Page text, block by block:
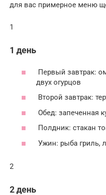
для вас примерное меню
1
1 день
Первый завтрак:
двух огурцов
Второй завтрак:
Обед: запеченная
Полдник: стакан
Ужин: рыба гриль,
2
2 день